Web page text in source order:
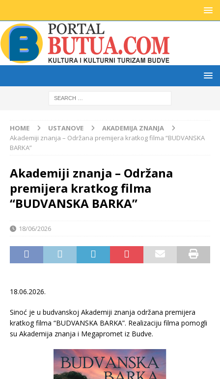
HOME USTANOVE
AKADEMIJA ZNANJA
Akademiji znanja – Održana premijera kratkog filma “BUDVANSKA
BARKA”
Akademiji znanja – Održana
premijera kratkog filma
“BUDVANSKA BARKA”
18/06/2026
18.06.2026.
Sinoć je u budvanskoj Akademiji znanja održana premijera
kratkog filma “BUDVANSKA BARKA”. Realizaciju filma pomogli
su Akademija znanja i Megapromet iz Budve.